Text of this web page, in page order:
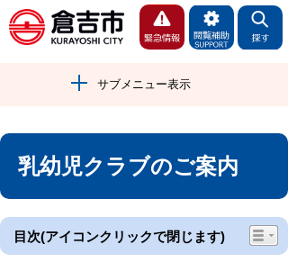
サブメニュー表示
乳幼児クラブのご案内
目次(アイコンクリックで閉じます)